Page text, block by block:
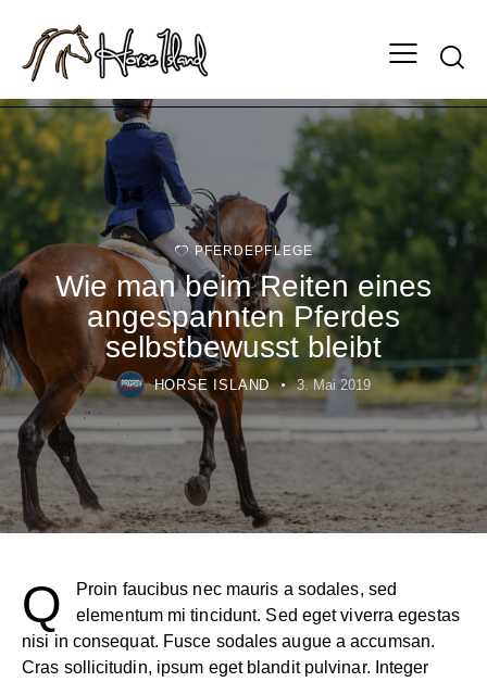
PFERDEPFLEGE
Wie man beim Reiten eines
angespannten Pferdes
selbstbewusst bleibt
HORSE ISLAND 3. Mai 2019
Q
Proin faucibus nec mauris a sodales, sed
elementum mi tincidunt. Sed eget viverra egestas
nisi in consequat. Fusce sodales augue a accumsan.
Cras sollicitudin, ipsum eget blandit pulvinar. Integer